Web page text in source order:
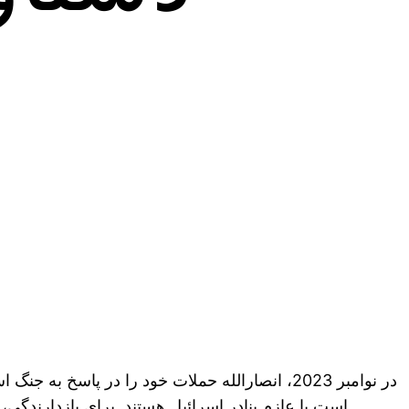
در نوامبر 2023، انصارالله حملات خود را در